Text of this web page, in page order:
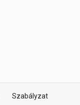
Szabályzat